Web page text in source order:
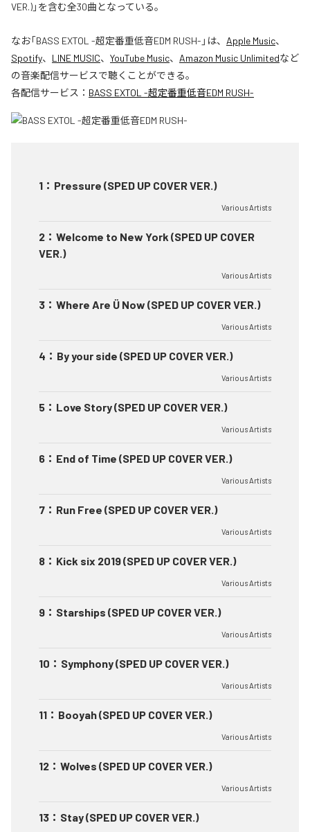
VER.)」を含む全30曲となっている。
なお「BASS EXTOL -超定番重低音EDM RUSH- 」は、 Apple Music、
Spotify、 LINE MUSIC、 YouTube Music、 Amazon Music Unlimitedなど
の音楽配信サービスで聴くことができる。
各配信サービス： BASS EXTOL -超定番重低音EDM RUSH-
1 ： Pressure (SPED UP COVER VER.)
Various Artists
2 ： Welcome to New York (SPED UP COVER
VER.)
Various Artists
3 ： Where Are Ü Now (SPED UP COVER VER.)
Various Artists
4 ： By your side (SPED UP COVER VER.)
Various Artists
5 ： Love Story (SPED UP COVER VER.)
Various Artists
6 ： End of Time (SPED UP COVER VER.)
Various Artists
7 ： Run Free (SPED UP COVER VER.)
Various Artists
8 ： Kick six 2019 (SPED UP COVER VER.)
Various Artists
9 ： Starships (SPED UP COVER VER.)
Various Artists
10 ： Symphony (SPED UP COVER VER.)
Various Artists
11 ： Booyah (SPED UP COVER VER.)
Various Artists
12 ： Wolves (SPED UP COVER VER.)
Various Artists
13 ： Stay (SPED UP COVER VER.)